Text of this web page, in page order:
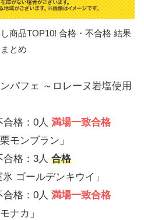
商品TOP10! 合格・不合格 結果
まとめ
パフェ ～ロレーヌ岩塩使用
格：0人 満場一致合格
モンブラン」
格：3人 合格
ゴールデンキウイ」
格：0人 満場一致合格
ナカ」